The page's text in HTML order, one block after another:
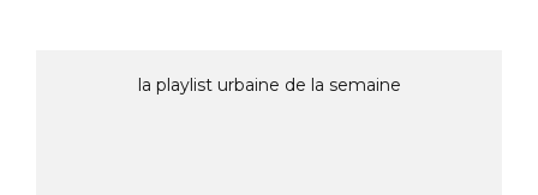
la playlist urbaine de la semaine